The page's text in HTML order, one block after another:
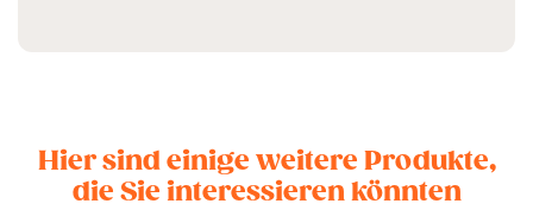
Hier sind einige weitere Produkte,
die Sie interessieren könnten